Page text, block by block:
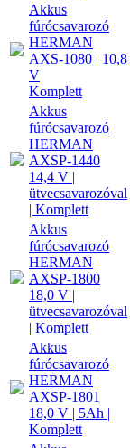
Akkus
fúrócsavarozó
HERMAN
AXS-1080 | 10,8
V
Komplett
Akkus
fúrócsavarozó
HERMAN
AXSP-1440
14,4 V |
ütvecsavarozóval
| Komplett
Akkus
fúrócsavarozó
HERMAN
AXSP-1800
18,0 V |
ütvecsavarozóval
| Komplett
Akkus
fúrócsavarozó
HERMAN
AXSP-1801
18,0 V | 5Ah |
Komplett